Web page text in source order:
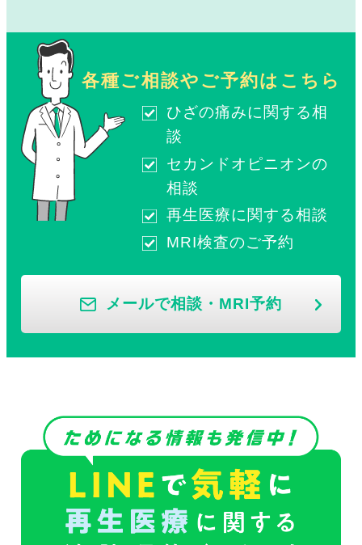
各種ご相談やご予約はこちら
ひざの痛みに関する相
談
セカンドオピニオンの
相談
再生医療に関する相談
MRI検査のご予約
メールで相談・MRI予約